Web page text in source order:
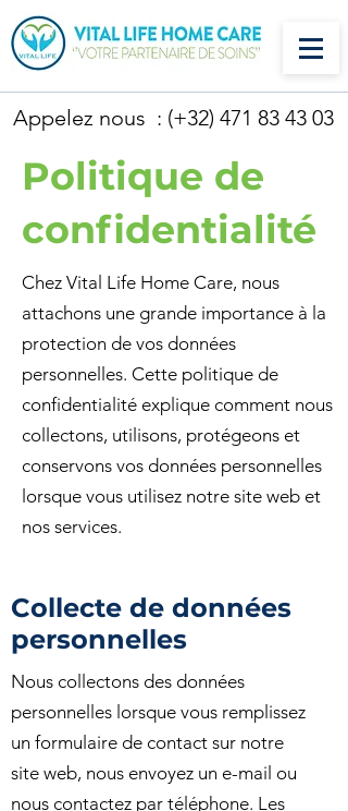
Appelez nous : (+32) 471 83 43 03
Politique de
confidentialité
Chez Vital Life Home Care, nous
attachons une grande importance à la
protection de vos données
personnelles. Cette politique de
confidentialité explique comment nous
collectons, utilisons, protégeons et
conservons vos données personnelles
lorsque vous utilisez notre site web et
nos services.
Collecte de données
personnelles
Nous collectons des données
personnelles lorsque vous remplissez
un formulaire de contact sur notre
site web, nous envoyez un e-mail ou
nous contactez par téléphone. Les